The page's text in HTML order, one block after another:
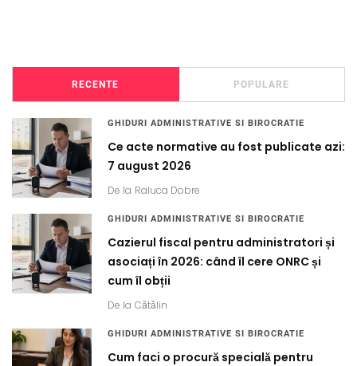
RECENTE POPULARE
GHIDURI ADMINISTRATIVE SI BIROCRATIE
Ce acte normative au fost publicate azi:
7 august 2026
De la Raluca Dobre
GHIDURI ADMINISTRATIVE SI BIROCRATIE
Cazierul fiscal pentru administratori și
asociați în 2026: când îl cere ONRC și
cum îl obții
De la Cătălin
GHIDURI ADMINISTRATIVE SI BIROCRATIE
Cum faci o procură specială pentru